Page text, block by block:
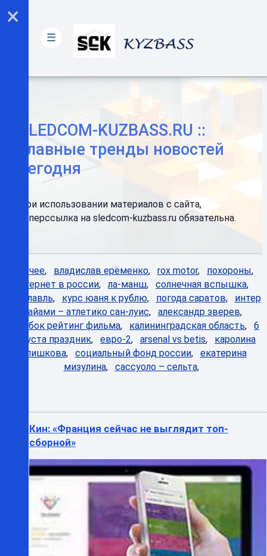
SLEDCOM-KUZBASS.RU ::
Главные тренды новостей
сегодня
При использовании материалов с сайта,
гиперссылка на sledcom-kuzbass.ru обязательна.
Горячее, владислав ерёменко, rox motor, похороны,
интернет в россии,ла-манш, солнечная вспышка,
ярославль, курс юаня к рублю, погода саратов, интер
майами – атлетико сан-луис, александр зверев,
колобок рейтинг фильма, калининградская область, 6
августа праздник, евро-2, arsenal vs betis, каролина
плишкова, социальный фонд россии, екатерина
мизулина, сассуоло – сельта,
Кин: «Франция сейчас не выглядит топ-
сборной»
×
☰